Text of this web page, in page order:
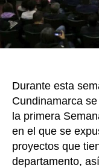
Durante esta
Cundinamarca
la primera
en el que se
proyectos que
departamento,